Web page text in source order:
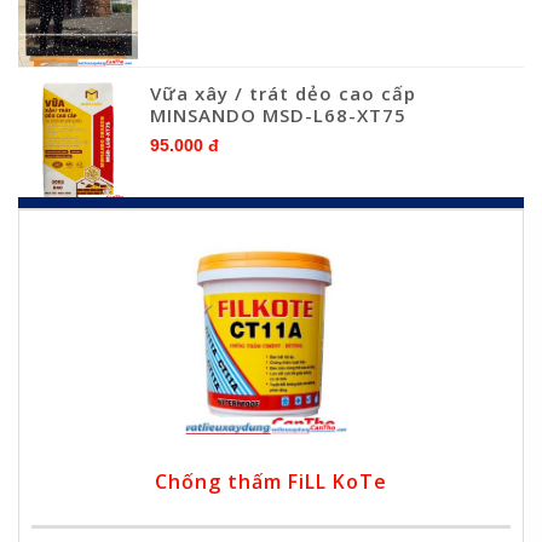
Vữa xây / trát dẻo cao cấp
MINSANDO MSD-L68-XT75
95.000 đ
Chống thấm FiLL KoTe